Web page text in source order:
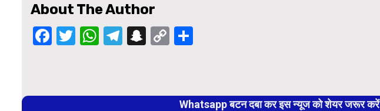
About The Author
Facebook
Twitter
WhatsApp
Telegram
Snapchat
Copy
Reading
Whatsapp बटन दबा कर इस न्यूज को शेयर जरूर करें